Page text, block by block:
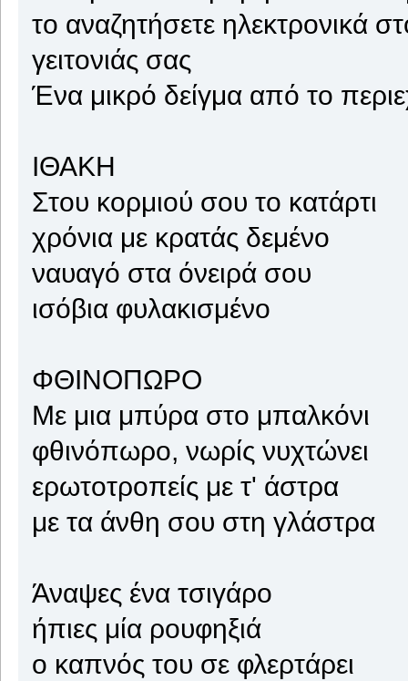
το αναζητήσετε ηλεκτρονικά
γειτονιάς σας
Ένα μικρό δείγμα από το
ΙΘΑΚΗ
Στου κορμιού σου το κατάρτι
χρόνια με κρατάς δεμένο
ναυαγό στα όνειρά σου
ισόβια φυλακισμένο
ΦΘΙΝΟΠΩΡΟ
Με μια μπύρα στο μπαλκόνι
φθινόπωρο, νωρίς νυχτώνει
ερωτοτροπείς με τ' άστρα
με τα άνθη σου στη γλάστρα
Άναψες ένα τσιγάρο
ήπιες μία ρουφηξιά
ο καπνός του σε φλερτάρει